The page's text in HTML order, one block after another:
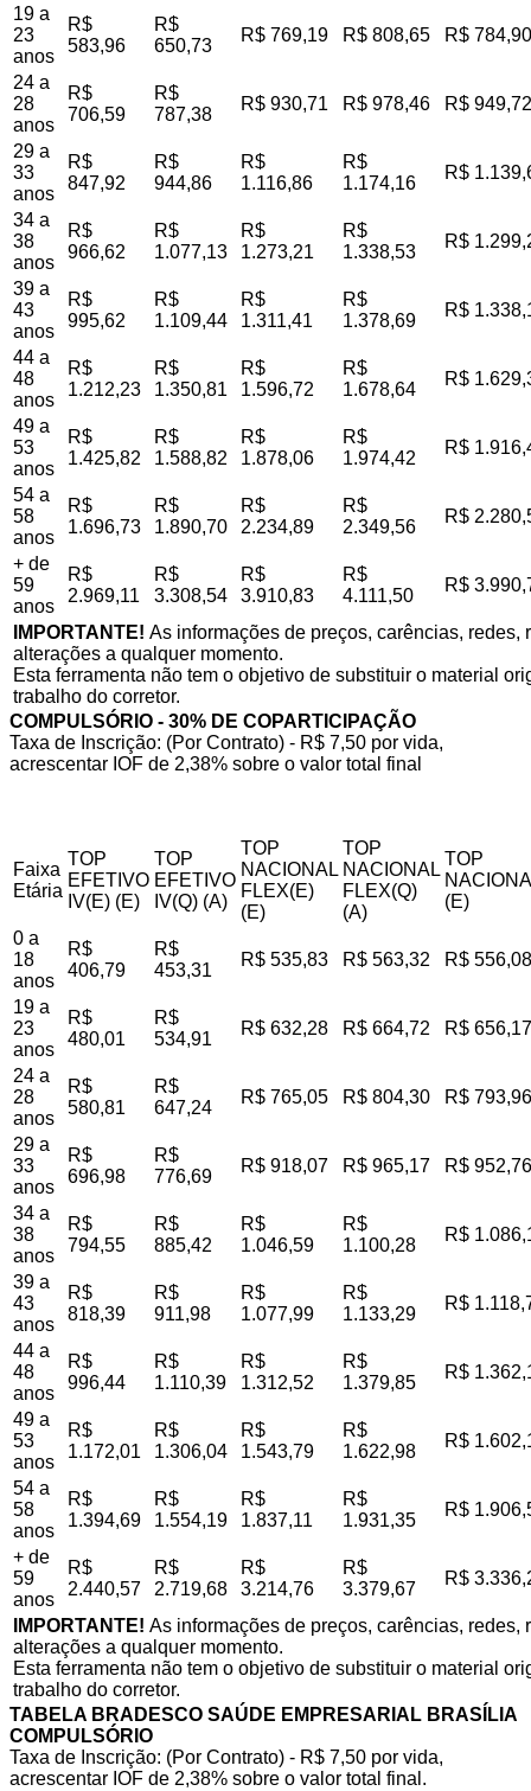
19 a
23
anos
R$
583,96
R$
650,73
R$ 769,19 R$ 808,65 R$ 784,90
24 a
28
anos
R$
706,59
R$
787,38
R$ 930,71 R$ 978,46 R$ 949,72
29 a
33
anos
R$
847,92
R$
944,86
R$
1.116,86
R$
1.174,16
R$
34 a
38
anos
R$
966,62
R$
1.077,13
R$
1.273,21
R$
1.338,53
R$
39 a
43
anos
R$
995,62
R$
1.109,44
R$
1.311,41
R$
1.378,69
R$
44 a
48
anos
R$
1.212,23
R$
1.350,81
R$
1.596,72
R$
1.678,64
R$
49 a
53
anos
R$
1.425,82
R$
1.588,82
R$
1.878,06
R$
1.974,42
R$
54 a
58
anos
R$
1.696,73
R$
1.890,70
R$
2.234,89
R$
2.349,56
R$
+ de
59
anos
R$
2.969,11
R$
3.308,54
R$
3.910,83
R$
4.111,50
R$
IMPORTANTE! As informações de preços, carências,
alterações a qualquer momento.
Esta ferramenta não tem o objetivo de substituir o material
trabalho do corretor.
COMPULSÓRIO - 30% DE COPARTICIPAÇÃO
Taxa de Inscrição: (Por Contrato) - R$ 7,50 por vida,
acrescentar IOF de 2,38% sobre o valor total final
Faixa
Etária
TOP
EFETIVO
IV(E) (E)
TOP
EFETIVO
IV(Q) (A)
TOP
NACIONAL
FLEX(E)
(E)
TOP
NACIONAL
FLEX(Q)
(A)
TOP
(E)
0 a
18
anos
R$
406,79
R$
453,31
R$ 535,83 R$ 563,32 R$ 556,08
19 a
23
anos
R$
480,01
R$
534,91
R$ 632,28 R$ 664,72 R$ 656,17
24 a
28
anos
R$
580,81
R$
647,24
R$ 765,05 R$ 804,30 R$ 793,96
29 a
33
anos
R$
696,98
R$
776,69
R$ 918,07 R$ 965,17 R$ 952,76
34 a
38
anos
R$
794,55
R$
885,42
R$
1.046,59
R$
1.100,28
R$
39 a
43
anos
R$
818,39
R$
911,98
R$
1.077,99
R$
1.133,29
R$
44 a
48
anos
R$
996,44
R$
1.110,39
R$
1.312,52
R$
1.379,85
R$
49 a
53
anos
R$
1.172,01
R$
1.306,04
R$
1.543,79
R$
1.622,98
R$
54 a
58
anos
R$
1.394,69
R$
1.554,19
R$
1.837,11
R$
1.931,35
R$
+ de
59
anos
R$
2.440,57
R$
2.719,68
R$
3.214,76
R$
3.379,67
R$
IMPORTANTE! As informações de preços, carências,
alterações a qualquer momento.
Esta ferramenta não tem o objetivo de substituir o material
trabalho do corretor.
TABELA BRADESCO SAÚDE EMPRESARIAL BRASÍLIA
COMPULSÓRIO
Taxa de Inscrição: (Por Contrato) - R$ 7,50 por vida,
acrescentar IOF de 2,38% sobre o valor total final.